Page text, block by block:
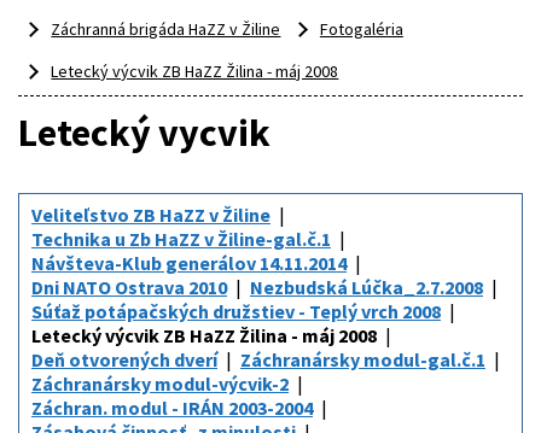
Záchranná brigáda HaZZ v Žiline
Fotogaléria
Letecký výcvik ZB HaZZ Žilina - máj 2008
Letecký vycvik
Veliteľstvo ZB HaZZ v Žiline
Technika u Zb HaZZ v Žiline-gal.č.1
Návšteva-Klub generálov 14.11.2014
Dni NATO Ostrava 2010
Nezbudská Lúčka_2.7.2008
Súťaž potápačských družstiev - Teplý vrch 2008
Letecký výcvik ZB HaZZ Žilina - máj 2008
Deň otvorených dverí
Záchranársky modul-gal.č.1
Záchranársky modul-výcvik-2
Záchran. modul - IRÁN 2003-2004